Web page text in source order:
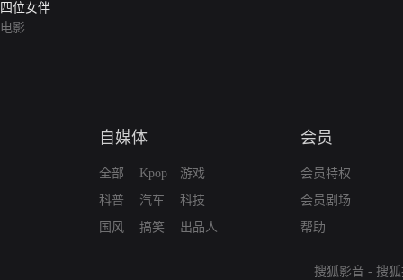
四位女伴
电影
自媒体
全部
科普
国风
Kpop
汽车
搞笑
游戏
科技
出品人
会员
会员特权
会员剧场
帮助
搜狐影音 - 搜